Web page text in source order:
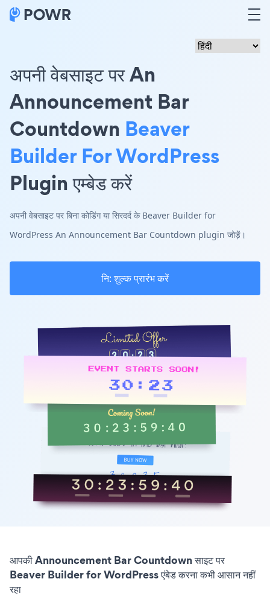
अपनी वेबसाइट पर An
Announcement Bar
Countdown Beaver
Builder For WordPress
Plugin एम्बेड करें
अपनी वेबसाइट पर बिना कोडिंग या सिरदर्द के Beaver Builder for
WordPress An Announcement Bar Countdown plugin जोड़ें।
नि: शुल्क प्रारंभ करें
आपकी Announcement Bar Countdown साइट पर
Beaver Builder for WordPress एंबेड करना कभी आसान नहीं
रहा